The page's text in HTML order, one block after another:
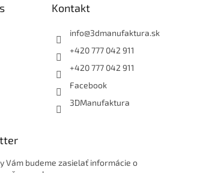
Kontakt
info@3dmanufaktura.sk
+420 777 042 911
+420 777 042 911
Facebook
3DManufaktura
Vám budeme zasielať informácie o